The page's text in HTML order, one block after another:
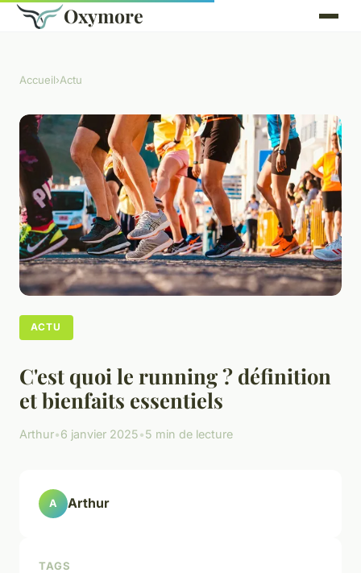
Oxymore
Accueil›Actu
ACTU
C'est quoi le running ? définition
et bienfaits essentiels
Arthur•6 janvier 2025•5 min de lecture
A Arthur
TAGS